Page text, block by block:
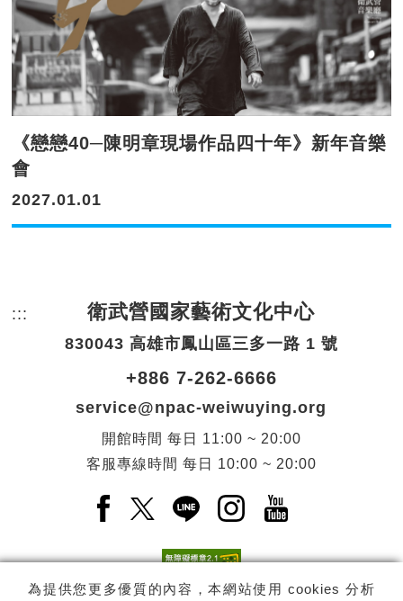
《戀戀40─陳明章現場作品四十年》新年音樂
會
2027.01.01
為提供您更多優質的內容，本網站使用 cookies 分析
::: 頁尾網站資訊。
衛武營國家藝術文化中心
830043 高雄市鳳山區三多一路 1 號
+886 7-262-6666
service@npac-weiwuying.org
開館時間 每日
11:00 ~ 20:00
客服專線時間 每日 10:00 ~ 20:00
Facebook(另開新視窗)
X(另開新視窗)
LINE(另開新視窗)
Instagram(另開新視
YouTube(另開